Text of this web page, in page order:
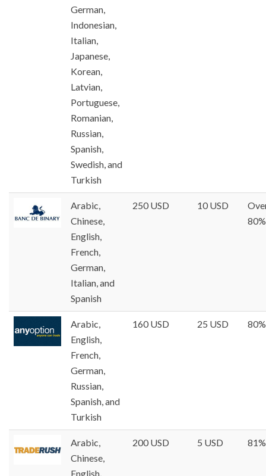
German,
Indonesian,
Italian,
Japanese,
Korean,
Latvian,
Portuguese,
Romanian,
Russian,
Spanish,
Swedish, and
Turkish
Arabic,
Chinese,
English,
French,
German,
Italian, and
Spanish
250 USD 10 USD
80%
Arabic,
English,
French,
German,
Russian,
Spanish, and
Turkish
160 USD 25 USD 80%
Arabic,
Chinese,
English,
200 USD 5 USD 81%